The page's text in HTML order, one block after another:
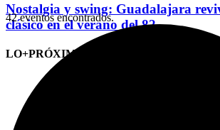
Nostalgia y swing: Guadalajara
clásico en el verano del 82
LO+PRÓXIMO (CITAS)
42 eventos encontrados.